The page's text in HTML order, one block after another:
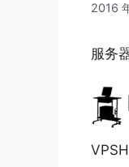
2016
服务